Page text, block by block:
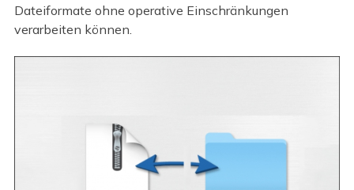
Dateiformate ohne operative Einschränkungen
verarbeiten können.